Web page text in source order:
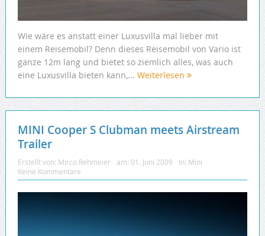
Wie wäre es anstatt einer Luxusvilla mal lieber mit
einem Reisemobil? Denn dieses Reisemobil von Vario ist
ganze 12m lang und bietet so ziemlich alles, was auch
eine Luxusvilla bieten kann,... Weiterlesen
MINI Cooper S Clubman meets Airstream
Trailer
Erstellt von: Mirco Rehmeier am: 01. Juni 2009 In: Mini
Keine Kommentare